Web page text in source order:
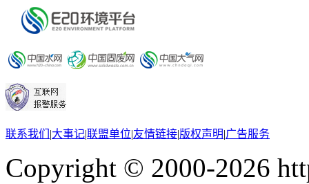
联系我们 |大事记|联盟单位|友情链接|版权声明|广告服务
Copyright © 2000-2026